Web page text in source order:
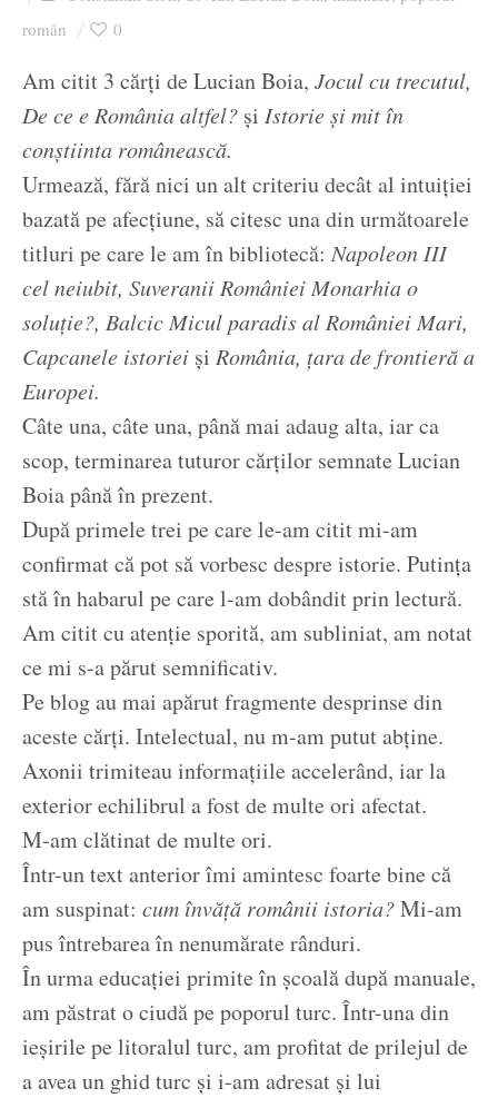
român
0
Am citit 3 cărți de Lucian Boia, Jocul cu trecutul,
De ce e România altfel? și Istorie și mit în
conștiinta românească.
Urmează, fără nici un alt criteriu decât al intuiției
bazată pe afecțiune, să citesc una din următoarele
titluri pe care le am în bibliotecă: Napoleon III
cel neiubit, Suveranii României Monarhia o
soluție?, Balcic Micul paradis al României Mari,
Capcanele istoriei și România, țara de frontieră a
Europei.
Câte una, câte una, până mai adaug alta, iar ca
scop, terminarea tuturor cărților semnate Lucian
Boia până în prezent.
După primele trei pe care le-am citit mi-am
confirmat că pot să vorbesc despre istorie. Putința
stă în habarul pe care l-am dobândit prin lectură.
Am citit cu atenție sporită, am subliniat, am notat
ce mi s-a părut semnificativ.
Pe blog au mai apărut fragmente desprinse din
aceste cărți. Intelectual, nu m-am putut abține.
Axonii trimiteau informațiile accelerând, iar la
exterior echilibrul a fost de multe ori afectat.
M-am clătinat de multe ori.
Într-un text anterior îmi amintesc foarte bine că
am suspinat: cum învăță românii istoria?Mi-am
pus întrebarea în nenumărate rânduri.
În urma educației primite în școală după manuale,
am păstrat o ciudă pe poporul turc. Într-una din
ieșirile pe litoralul turc, am profitat de prilejul de
a avea un ghid turc și i-am adresat și lui